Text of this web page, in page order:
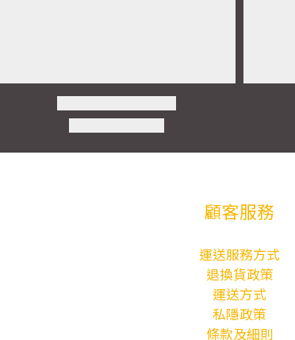
顧客服務
運送服務方式
退換貨政策
運送方式
私隱政策
條款及細則